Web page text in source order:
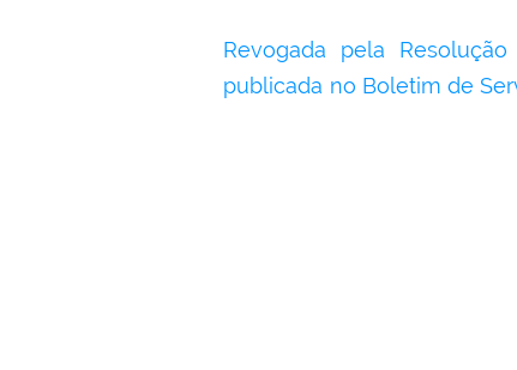
Revogada pela
publicada no Boletim de